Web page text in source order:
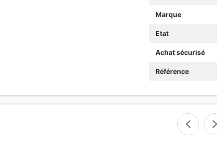
Marque
Etat
Achat sécurisé
Référence